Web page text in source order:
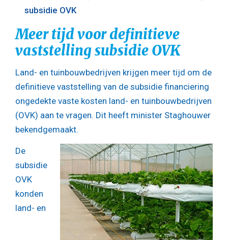
subsidie OVK
Meer tijd voor definitieve
vaststelling subsidie OVK
Land- en tuinbouwbedrijven krijgen meer tijd om de
definitieve vaststelling van de subsidie financiering
ongedekte vaste kosten land- en tuinbouwbedrijven
(OVK) aan te vragen. Dit heeft minister Staghouwer
bekendgemaakt.
De
subsidie
OVK
konden
land- en